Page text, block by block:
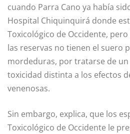
cuando Parra Cano ya había
Hospital Chiquinquirá donde
Toxicológico de Occidente,
las reservas no tienen el suero
mordeduras, por tratarse de
toxicidad distinta a los efectos
venenosas.
Sin embargo, explica, que los
Toxicológico de Occidente le